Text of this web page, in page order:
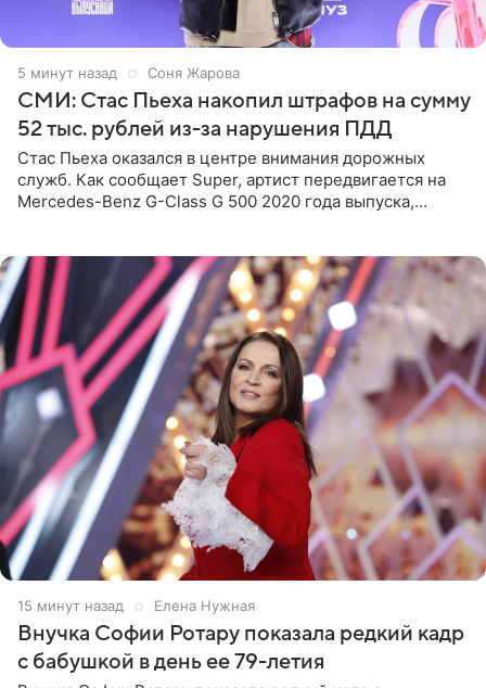
5 минут назад Соня Жарова
СМИ: Стас Пьеха накопил штрафов на сумму
52 тыс. рублей из-за нарушения ПДД
Стас Пьеха оказался в центре внимания дорожных
служб. Как сообщает Super, артист передвигается на
Mercedes-Benz G-Class G 500 2020 года выпуска,
15 минут назад Елена Нужная
Внучка Софии Ротару показала редкий кадр
с бабушкой в день ее 79-летия